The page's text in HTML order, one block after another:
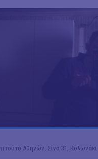
Αθηνών, Σίνα 31, Κολωνάκι